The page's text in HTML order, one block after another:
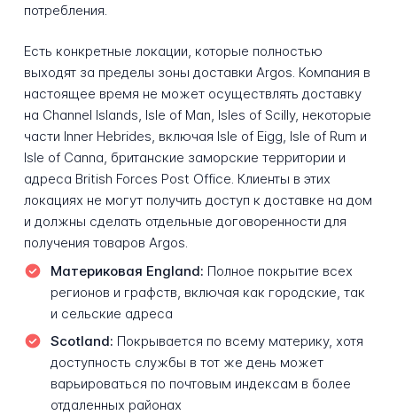
потребления.
Есть конкретные локации, которые полностью
выходят за пределы зоны доставки Argos. Компания в
настоящее время не может осуществлять доставку
на Channel Islands, Isle of Man, Isles of Scilly, некоторые
части Inner Hebrides, включая Isle of Eigg, Isle of Rum и
Isle of Canna, британские заморские территории и
адреса British Forces Post Office. Клиенты в этих
локациях не могут получить доступ к доставке на дом
и должны сделать отдельные договоренности для
получения товаров Argos.
Материковая England: Полное покрытие всех
регионов и графств, включая как городские, так
и сельские адреса
Scotland: Покрывается по всему материку, хотя
доступность службы в тот же день может
варьироваться по почтовым индексам в более
отдаленных районах